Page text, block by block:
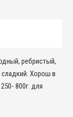
ребристый,
Хорош в
800г. для